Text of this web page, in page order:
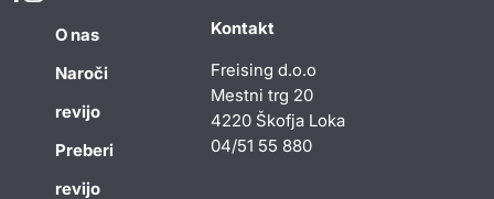
O nas
Naroči
revijo
Preberi
revijo
Kontakt
Freising d.o.o
Mestni trg 20
4220 Škofja Loka
04/51 55 880